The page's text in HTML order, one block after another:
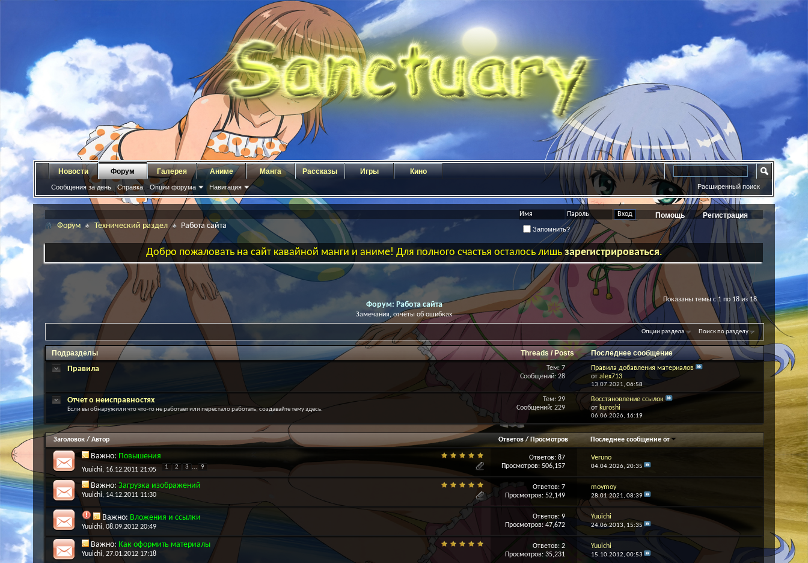
Регистрация
Помощь
Запомнить?
Новости Форум
Сообщения за день Справка Опции форума Навигация
Галерея Аниме Манга Рассказы Игры Кино
Расширенный поиск
Форум Технический раздел Работа сайта
Добро пожаловать на сайт кавайной манги и аниме! Для полного счастья осталось лишьзарегистрироваться.
Показаны темы с 1 по 18 из 18
Форум: Работа сайта
Замечания, отчёты об ошибках
Опции раздела Поиск по разделу
Подразделы Threads / Posts Последнее сообщение
Правила
Тем: 7
Сообщений: 28
Правила добавления материалов
отalex713
13.07.2021,06:58
Отчет о неисправностях
Если вы обнаружили что что-то не работает или перестало работать, создавайте тему здесь.
Тем: 29
Сообщений: 229
Восстановление ссылок
от kuroshi
06.06.2026, 16:19
Заголовок / Автор Ответов/ Просмотров Последнее сообщение от
Важно: Повышения
Yuuichi, 16.12.2011 21:05 1 2 3 ... 9
Ответов: 87
Просмотров: 506,157
Veruno
04.04.2026,20:35
Важно:Загрузка изображений
Yuuichi, 14.12.2011 11:30
Ответов: 7
Просмотров: 52,149
moymoy
28.01.2021,08:39
Важно: Вложения и ссылки
Yuuichi, 08.09.2012 20:49
Ответов: 9
Просмотров: 47,672
Yuuichi
24.06.2013, 15:35
Важно: Как оформить материалы
Yuuichi, 27.01.2012 17:18
Ответов: 2
Просмотров: 35,231
Yuuichi
15.10.2012,00:53